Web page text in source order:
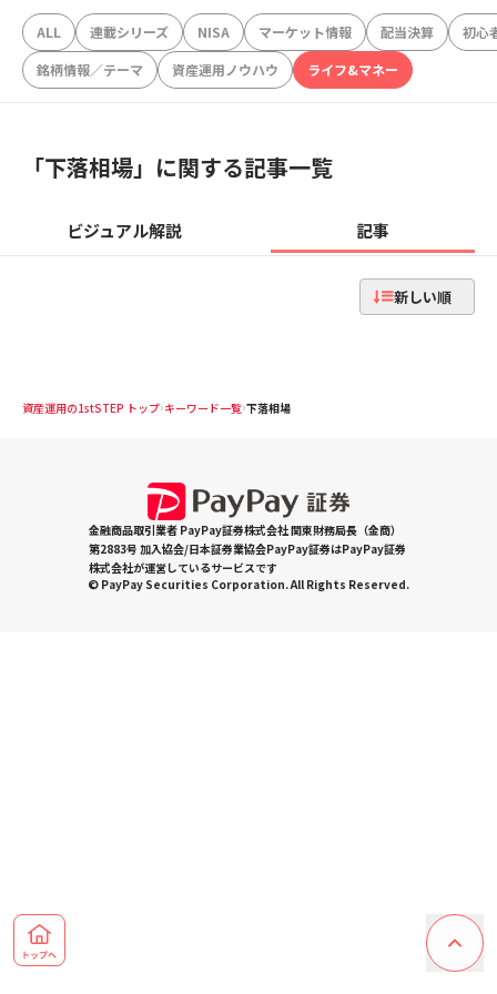
ALL 連載シリーズ NISA マーケット情報 配当決算
初心
銘柄情報／テーマ
資産運用ノウハウ ライフ&マネー
「下落相場」に関する記事一覧
ビジュアル解説 記事
新しい順
資産運用の1stSTEP トップ キーワード一覧 下落相場
金融商品取引業者 PayPay証券株式会社 関東財務局長（金商）
第2883号 加入協会/日本証券業協会PayPay証券はPayPay証券
株式会社が運営しているサービスです
© PayPay Securities Corporation. All Rights Reserved.